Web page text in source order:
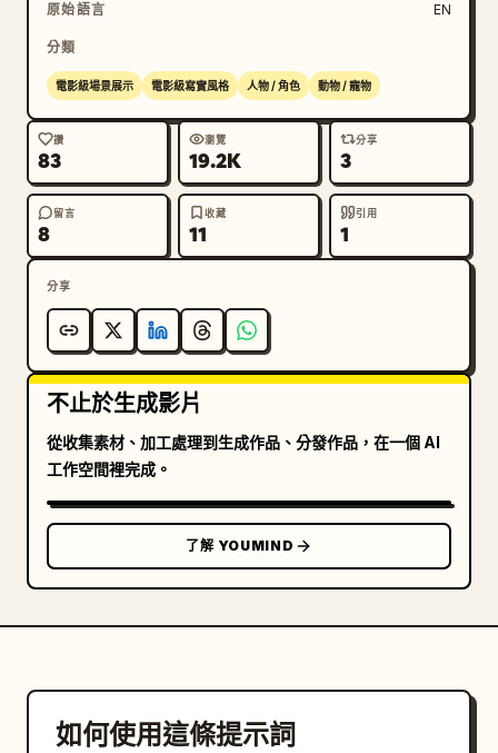
原始語言 EN
分類
電影級場景展示 電影級寫實風格 人物 / 角色 動物 / 寵物
讚
83
瀏覽
19.2K
分享
3
留言
8
收藏
11
引用
1
分享
不止於生成影片
從收集素材、加工處理到生成作品、分發作品，在一個 AI
工作空間裡完成。
了解 YOUMIND
如何使用這條提示詞